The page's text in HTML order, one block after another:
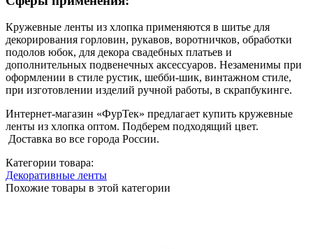
Кружевные ленты из хлопка применяются в шитье для
декорирования горловин, рукавов, воротничков, обработки
подолов юбок, для декора свадебных платьев и
дополнительных подвенечных аксессуаров. Незаменимы при
оформлении в стиле рустик, шебби-шик, винтажном стиле,
при изготовлении изделий ручной работы, в скрапбукинге.
Интернет-магазин «ФурТек» предлагает купить кружевные
ленты из хлопка оптом. Подберем подходящий цвет.
Доставка во все города России.
Категории товара:
Декоративные ленты
Похожие товары в этой категории